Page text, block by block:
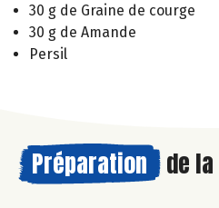
30 g de Graine de courge
30 g de Amande
Persil
Préparation de la